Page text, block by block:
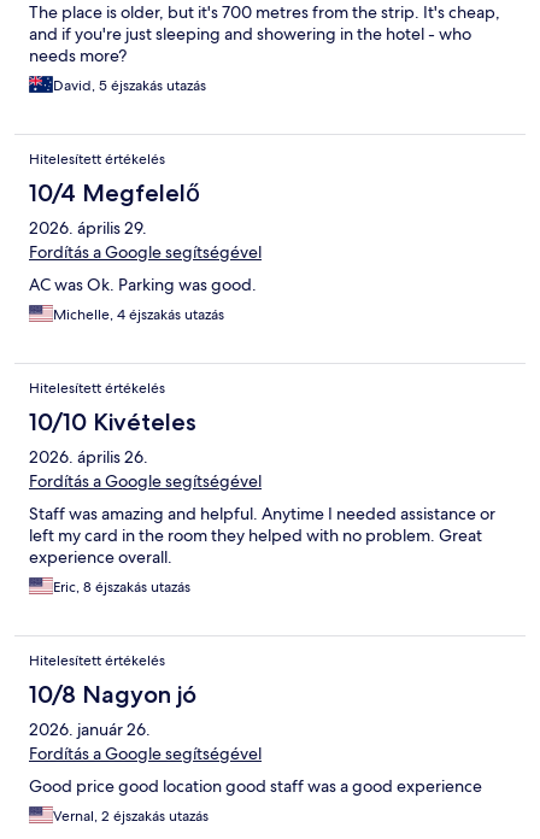
The place is older, but it's 700 metres from the strip. It's cheap,
and if you're just sleeping and showering in the hotel - who
needs more?
David, 5 éjszakás utazás
Hitelesített értékelés
10/4 Megfelelő
2026. április 29.
Fordítás a Google segítségével
AC was Ok. Parking was good.
Michelle, 4 éjszakás utazás
Hitelesített értékelés
10/10 Kivételes
2026. április 26.
Fordítás a Google segítségével
Staff was amazing and helpful. Anytime I needed assistance or
left my card in the room they helped with no problem. Great
experience overall.
Eric, 8 éjszakás utazás
Hitelesített értékelés
10/8 Nagyon jó
2026. január 26.
Fordítás a Google segítségével
Good price good location good staff was a good experience
Vernal, 2 éjszakás utazás